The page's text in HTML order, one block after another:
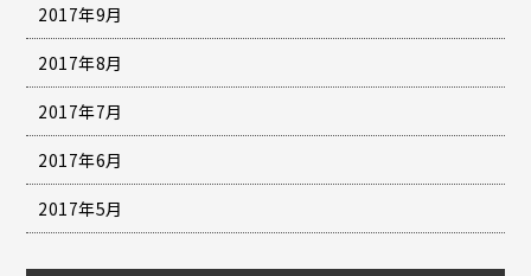
2017年9月
2017年8月
2017年7月
2017年6月
2017年5月